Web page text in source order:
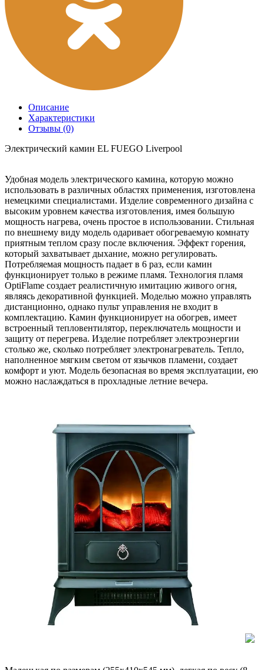
Описание
Характеристики
Отзывы (0)
Электрический камин EL FUEGO Liverpool
Удобная модель электрического камина, которую можно
использовать в различных областях применения, изготовлена
немецкими специалистами. Изделие современного дизайна с
высоким уровнем качества изготовления, имея большую
мощность нагрева, очень простое в использовании. Стильная
по внешнему виду модель одаривает обогреваемую комнату
приятным теплом сразу после включения. Эффект горения,
который захватывает дыхание, можно регулировать.
Потребляемая мощность падает в 6 раз, если камин
функционирует только в режиме пламя. Технология пламя
OptiFlame создает реалистичную имитацию живого огня,
являясь декоративной функцией. Моделью можно управлять
дистанционно, однако пульт управления не входит в
комплектацию. Камин функционирует на обогрев, имеет
встроенный тепловентилятор, переключатель мощности и
защиту от перегрева. Изделие потребляет электроэнергии
столько же, сколько потребляет электронагреватель. Тепло,
наполненное мягким светом от язычков пламени, создает
комфорт и уют. Модель безопасная во время эксплуатации, ею
можно наслаждаться в прохладные летние вечера.